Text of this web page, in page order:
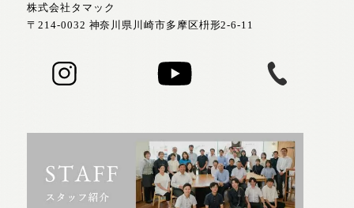
株式会社タマック
〒214-0032 神奈川県川崎市多摩区枡形2-6-11